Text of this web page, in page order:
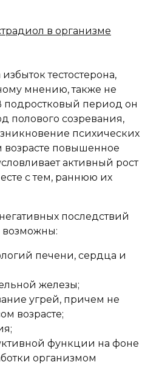
в организме
тестостерона,
мнению, также не
подростковый период он
полового созревания,
психических
возрасте повышенное
активный рост
с тем, раннюю их
последствий
возможны:
печени, сердца и
железы;
угрей, причем не
возрасте;
функции на фоне
организмом